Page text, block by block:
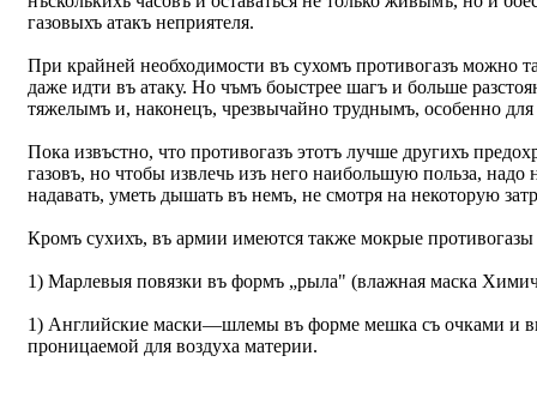
газовыхъ атакъ неприятеля.
При крайней необходимости въ сухомъ противогазъ можно
даже идти въ атаку. Но чъмъ боыстрее шагъ и больше
тяжелымъ и, наконецъ, чрезвычайно труднымъ, особенно
Пока извъстно, что противогазъ этотъ лучше другихъ
газовъ, но чтобы извлечь изъ него наибольшую польза, надо
надавать, уметь дышать въ немъ, не смотря на некоторую
Кромъ сухихъ, въ армии имеются также мокрые противогазы
1) Марлевыя повязки въ формъ „рыла" (влажная маска
1) Английские маски—шлемы въ форме мешка съ очками и
проницаемой для воздуха материи.